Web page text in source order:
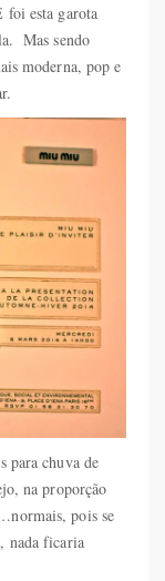
esta garota
Mas sendo
moderna, pop e
para chuva de
na proporção
pois se
nada ficaria